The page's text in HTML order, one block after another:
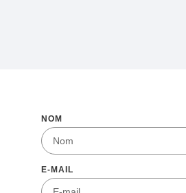
NOM
E-MAIL